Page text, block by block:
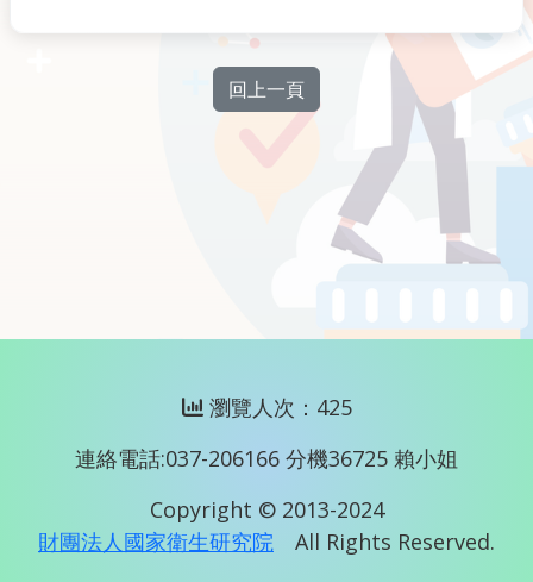
回上一頁
瀏覽人次：425
連絡電話:037-206166 分機36725 賴小姐
Copyright © 2013-2024
財團法人國家衛生研究院
All Rights Reserved.